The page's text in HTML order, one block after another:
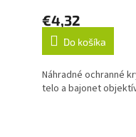
€4,32
Do košíka
Náhradné ochranné
telo a bajonet